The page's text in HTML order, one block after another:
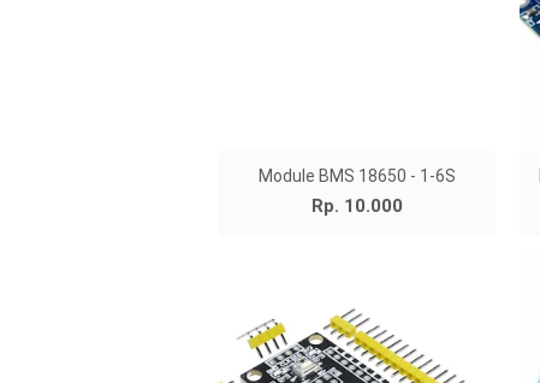
Module BMS 18650 - 1-6S
Rp. 10.000